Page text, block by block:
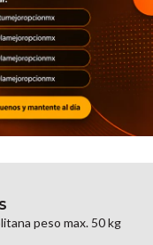
peso max. 50 kg